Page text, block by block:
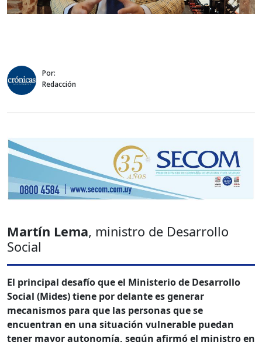
Por:
Redacción
Martín Lema, ministro de Desarrollo
Social
El principal desafío que el Ministerio de Desarrollo
Social (Mides) tiene por delante es generar
mecanismos para que las personas que se
encuentran en una situación vulnerable puedan
tener mayor autonomía, según afirmó el ministro en